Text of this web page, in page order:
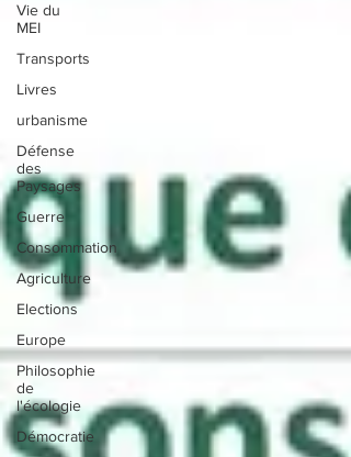
Vie du
MEI
Transports
Livres
urbanisme
Défense
des
Paysages
Guerre
Consommation
Agriculture
Elections
Europe
Philosophie
de
l'écologie
Démocratie